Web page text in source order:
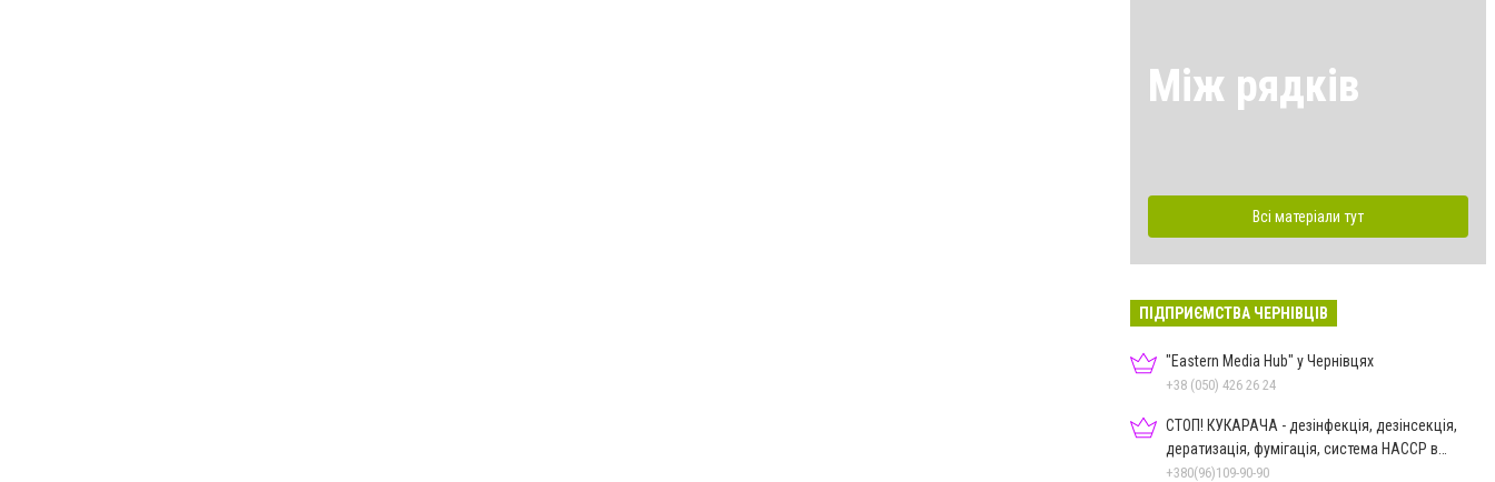
Між рядків
Всі матеріали тут
ПІДПРИЄМСТВА ЧЕРНІВЦІВ
"Eastern Media Hub" у Чернівцях
+38 (050) 426 26 24
СТОП! КУКАРАЧА - дезінфекція, дезінсекція,
дератизація, фумігація, система HACCP в
Чернівцях
+380(96)109-90-90